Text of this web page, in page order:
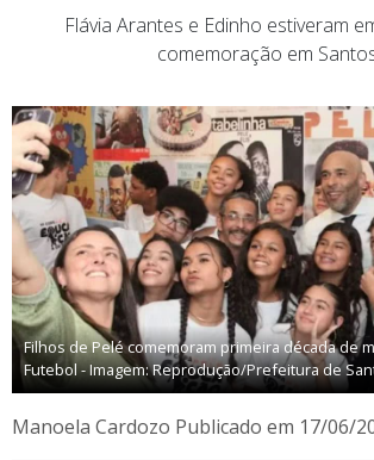
Flávia Arantes e Edinho estiveram
comemoração em
Filhos de Pelé comemoram primeira década de
Futebol - Imagem: Reprodução/Prefeitura de
Manoela Cardozo Publicado em 17/06/